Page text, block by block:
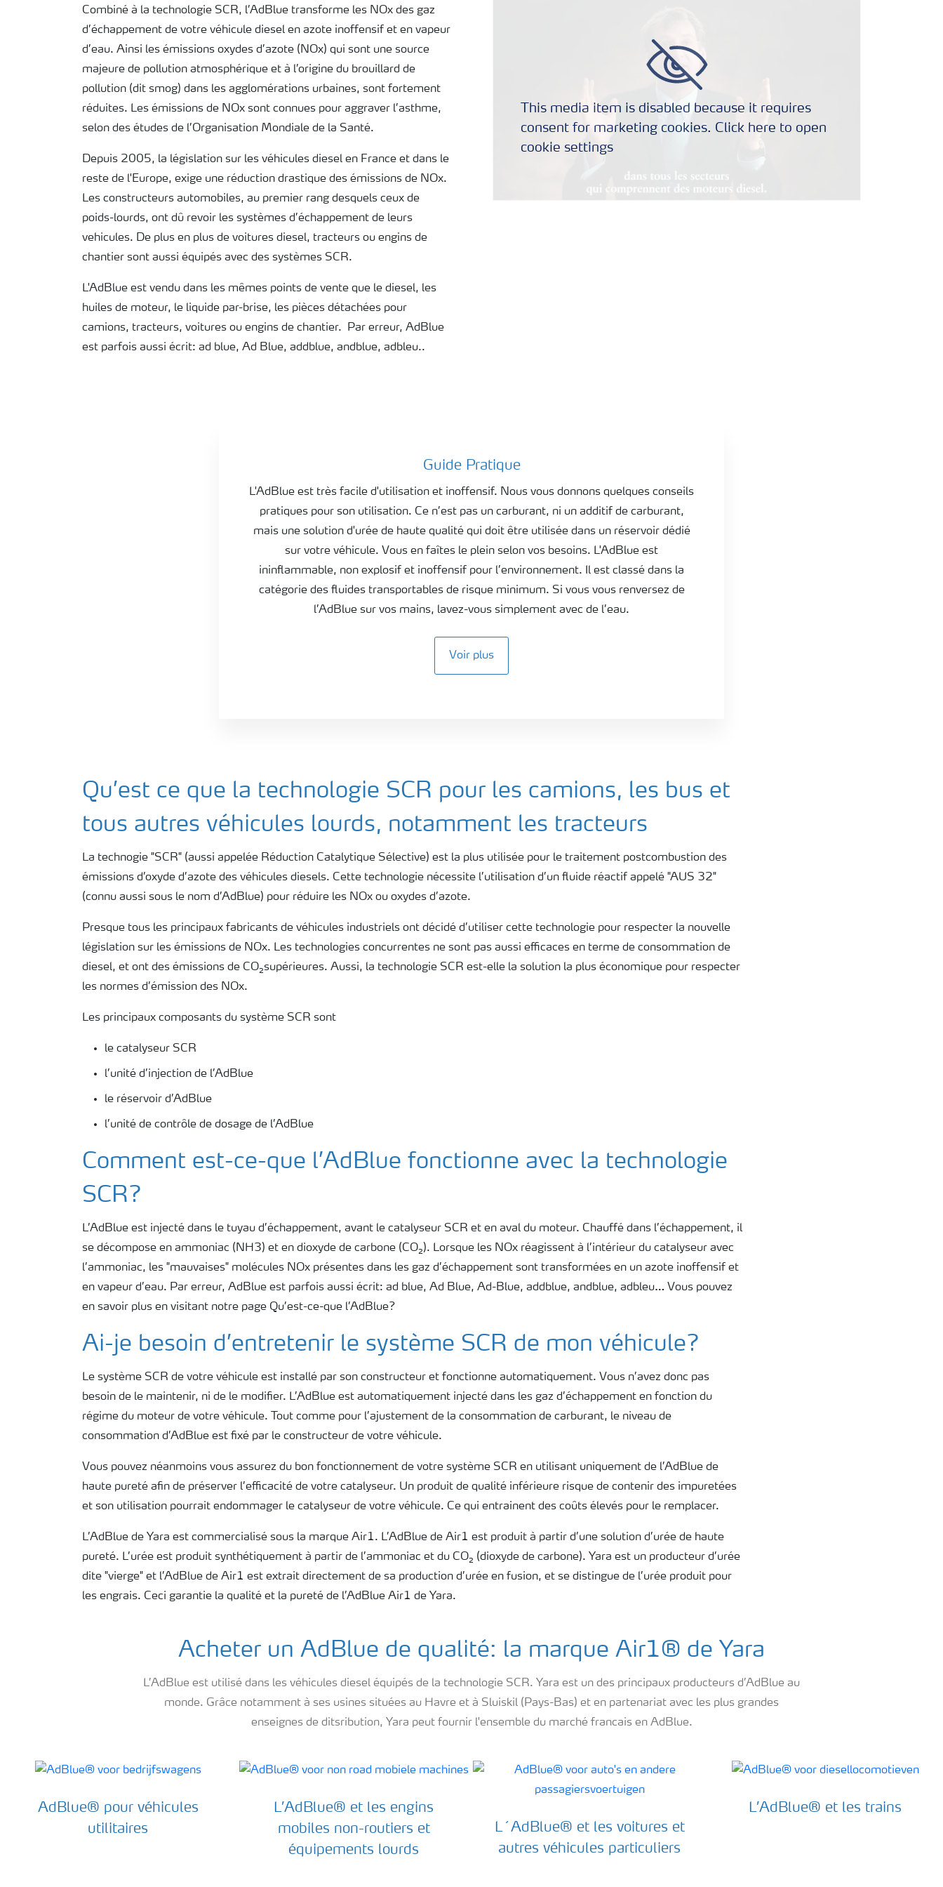
This media item is disabled because it requires
consent for marketing cookies. Click here to open
cookie settings
Combiné à la technologie SCR, l’AdBlue transforme les NOx des gaz
d’échappement de votre véhicule diesel en azote inoffensif et en vapeur
d’eau. Ainsi les émissions oxydes d’azote (NOx) qui sont une source
majeure de pollution atmosphérique et à l’origine du brouillard de
pollution (dit smog) dans les agglomérations urbaines, sont fortement
réduites. Les émissions de NOx sont connues pour aggraver l’asthme,
selon des études de l’Organisation Mondiale de la Santé.
Depuis 2005, la législation sur les véhicules diesel en France et dans le
reste de l'Europe, exige une réduction drastique des émissions de NOx.
Les constructeurs automobiles, au premier rang desquels ceux de
poids-lourds, ont dû revoir les systèmes d’échappement de leurs
vehicules. De plus en plus de voitures diesel, tracteurs ou engins de
chantier sont aussi équipés avec des systèmes SCR.
L'AdBlue est vendu dans les mêmes points de vente que le diesel, les
huiles de moteur, le liquide par-brise, les pièces détachées pour
camions, tracteurs, voitures ou engins de chantier. Par erreur, AdBlue
est parfois aussi écrit: ad blue, Ad Blue, addblue, andblue, adbleu..
Guide Pratique
L'AdBlue est très facile d'utilisation et inoffensif. Nous vous donnons quelques conseils
pratiques pour son utilisation. Ce n’est pas un carburant, ni un additif de carburant,
mais une solution d'urée de haute qualité qui doit être utilisée dans un réservoir dédié
sur votre véhicule. Vous en faîtes le plein selon vos besoins. L'AdBlue est
ininflammable, non explosif et inoffensif pour l’environnement. Il est classé dans la
catégorie des fluides transportables de risque minimum. Si vous vous renversez de
l’AdBlue sur vos mains, lavez-vous simplement avec de l’eau.
Voir plus
Qu’est ce que la technologie SCR pour les camions, les bus et
tous autres véhicules lourds, notamment les tracteurs
La technogie "SCR" (aussi appelée Réduction Catalytique Sélective) est la plus utilisée pour le traitement postcombustion des
émissions d’oxyde d’azote des véhicules diesels. Cette technologie nécessite l’utilisation d’un fluide réactif appelé "AUS 32"
(connu aussi sous le nom d’AdBlue) pour réduire les NOx ou oxydes d’azote.
Presque tous les principaux fabricants de véhicules industriels ont décidé d’utiliser cette technologie pour respecter la nouvelle
législation sur les émissions de NOx. Les technologies concurrentes ne sont pas aussi efficaces en terme de consommation de
diesel, et ont des émissions de CO₂supérieures. Aussi, la technologie SCR est-elle la solution la plus économique pour respecter
les normes d’émission des NOx.
Les principaux composants du système SCR sont
le catalyseur SCR
l’unité d’injection de l’AdBlue
le réservoir d’AdBlue
l’unité de contrôle de dosage de l’AdBlue
Comment est-ce-que l’AdBlue fonctionne avec la technologie
SCR?
L’AdBlue est injecté dans le tuyau d’échappement, avant le catalyseur SCR et en aval du moteur. Chauffé dans l’échappement, il
se décompose en ammoniac (NH3) et en dioxyde de carbone (CO₂). Lorsque les NOx réagissent à l’intérieur du catalyseur avec
l’ammoniac, les "mauvaises" molécules NOx présentes dans les gaz d’échappement sont transformées en un azote inoffensif et
en vapeur d’eau. Par erreur, AdBlue est parfois aussi écrit: ad blue, Ad Blue, Ad-Blue, addblue, andblue, adbleu… Vous pouvez
en savoir plus en visitant notre page Qu’est-ce-que l’AdBlue?
Ai-je besoin d’entretenir le système SCR de mon véhicule?
Le système SCR de votre véhicule est installé par son constructeur et fonctionne automatiquement. Vous n’avez donc pas
besoin de le maintenir, ni de le modifier. L’AdBlue est automatiquement injecté dans les gaz d’échappement en fonction du
régime du moteur de votre véhicule. Tout comme pour l’ajustement de la consommation de carburant, le niveau de
consommation d’AdBlue est fixé par le constructeur de votre véhicule.
Vous pouvez néanmoins vous assurez du bon fonctionnement de votre système SCR en utilisant uniquement de l’AdBlue de
haute pureté afin de préserver l’efficacité de votre catalyseur. Un produit de qualité inférieure risque de contenir des impuretées
et son utilisation pourrait endommager le catalyseur de votre véhicule. Ce qui entrainent des coûts élevés pour le remplacer.
L’AdBlue de Yara est commercialisé sous la marque Air1. L’AdBlue de Air1 est produit à partir d’une solution d’urée de haute
pureté. L’urée est produit synthétiquement à partir de l’ammoniac et du CO₂ (dioxyde de carbone). Yara est un producteur d’urée
dite "vierge" et l’AdBlue de Air1 est extrait directement de sa production d’urée en fusion, et se distingue de l’urée produit pour
les engrais. Ceci garantie la qualité et la pureté de l’AdBlue Air1 de Yara.
Acheter un AdBlue de qualité: la marque Air1® de Yara
L’AdBlue est utilisé dans les véhicules diesel équipés de la technologie SCR. Yara est un des principaux producteurs d’AdBlue au
monde. Grâce notamment à ses usines situées au Havre et à Sluiskil (Pays-Bas) et en partenariat avec les plus grandes
enseignes de ditsribution, Yara peut fournir l'ensemble du marché francais en AdBlue.
AdBlue® pour véhicules
utilitaires
L’AdBlue® et les engins
mobiles non-routiers et
équipements lourds
L´AdBlue® et les voitures et
autres véhicules particuliers
L’AdBlue® et les trains